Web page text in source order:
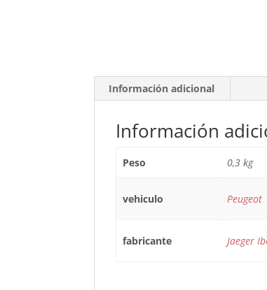
Información adicional
Información
Peso 0,3 kg
vehiculo Peugeot
fabricante Jaeger